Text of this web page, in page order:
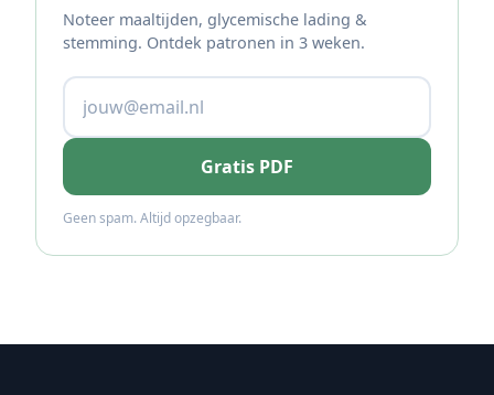
Noteer maaltijden, glycemische lading &
stemming. Ontdek patronen in 3 weken.
Gratis PDF
Geen spam. Altijd opzegbaar.